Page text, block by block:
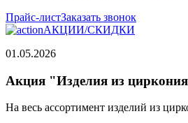
Прайс-листЗаказать звонок
АКЦИИ/СКИДКИ
01.05.2026
Акция "Изделия из
На весь ассортимент изделий из